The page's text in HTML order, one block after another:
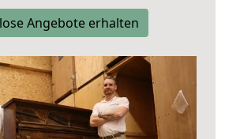
Angebote erhalten